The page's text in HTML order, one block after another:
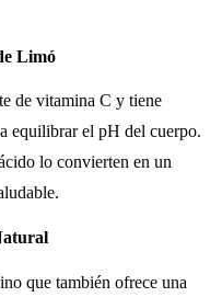
Limó
de vitamina C y tiene
equilibrar el pH del cuerpo.
lo convierten en un
que también ofrece una